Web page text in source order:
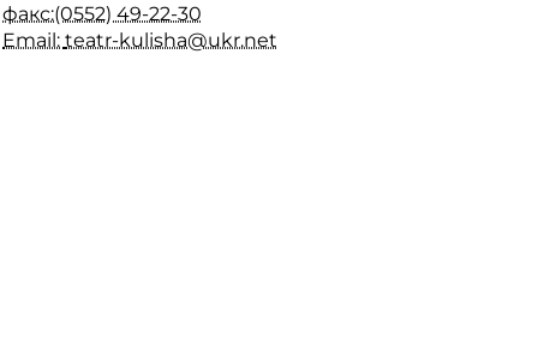
факс:(0552) 49-22-30
Email: teatr-kulisha@ukr.net